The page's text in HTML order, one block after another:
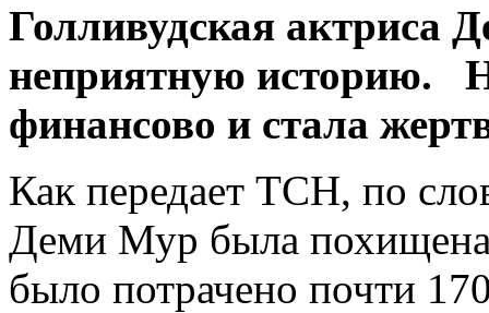
Голливудская актриса
неприятную историю.
финансово и стала
Как передает ТСН, по
Деми Мур была похищена
было потрачено почти